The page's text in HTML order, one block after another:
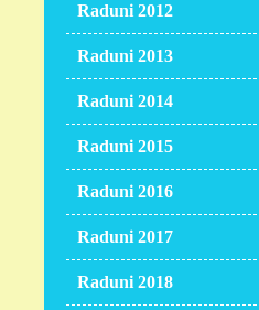
Raduni 2012
Raduni 2013
Raduni 2014
Raduni 2015
Raduni 2016
Raduni 2017
Raduni 2018